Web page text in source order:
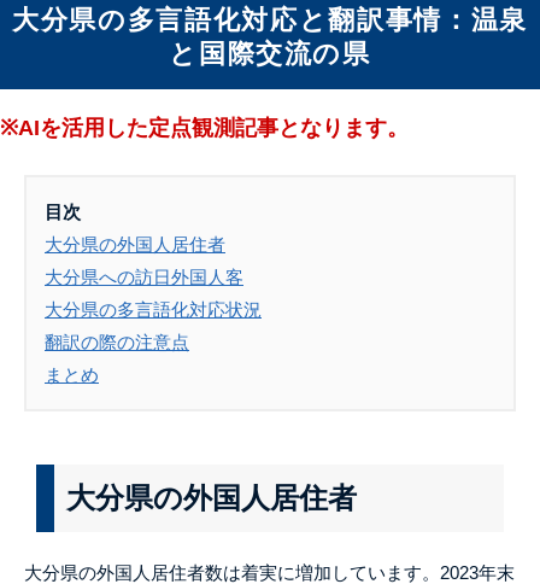
大分県の多言語化対応と翻訳事情：温泉
と国際交流の県
※AIを活用した定点観測記事となります。
目次
大分県の外国人居住者
大分県への訪日外国人客
大分県の多言語化対応状況
翻訳の際の注意点
まとめ
大分県の外国人居住者
大分県の外国人居住者数は着実に増加しています。2023年末